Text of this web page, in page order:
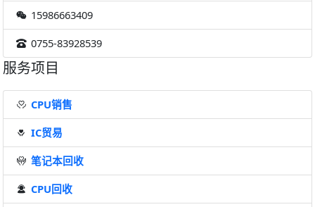
15986663409
0755-83928539
服务项目
CPU销售
IC贸易
笔记本回收
CPU回收